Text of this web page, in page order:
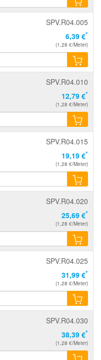
SPV.R04.005
6,39 €*
(1,28 €/Meter)
SPV.R04.010
12,79 €*
(1,28 €/Meter)
SPV.R04.015
19,19 €*
(1,28 €/Meter)
SPV.R04.020
25,69 €*
(1,28 €/Meter)
SPV.R04.025
31,99 €*
(1,28 €/Meter)
SPV.R04.030
38,39 €*
(1,28 €/Meter)